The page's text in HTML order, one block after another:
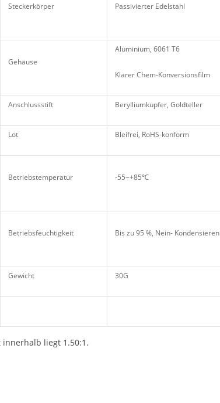
Steckerkörper Passivierter Edelstahl
Gehäuse
Aluminium, 6061 T6
Klarer Chem-Konversionsfilm
Anschlussstift Berylliumkupfer, Goldteller
Lot Bleifrei, RoHS-konform
Betriebstemperatur -55~+85℃
Betriebsfeuchtigkeit Bis zu 95 %, Nein- Kondensieren
Gewicht 30G
innerhalb liegt 1.50:1.